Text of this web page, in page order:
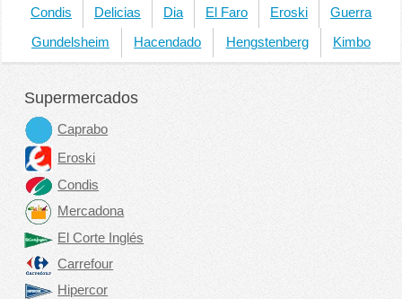
Condis Delicias Dia El Faro Eroski Guerra
Gundelsheim Hacendado Hengstenberg Kimbo
Supermercados
Caprabo
Eroski
Condis
Mercadona
El Corte Inglés
Carrefour
Hipercor